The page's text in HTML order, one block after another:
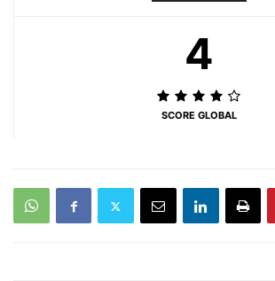
4
SCORE GLOBAL